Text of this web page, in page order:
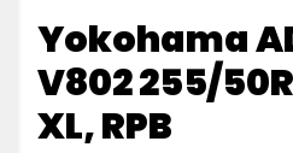
Yokohama
V802 255/
XL, RPB